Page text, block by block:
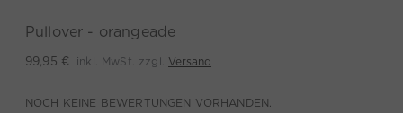
Pullover - orangeade
99,95 € inkl. MwSt. zzgl. Versand
NOCH KEINE BEWERTUNGEN VORHANDEN.